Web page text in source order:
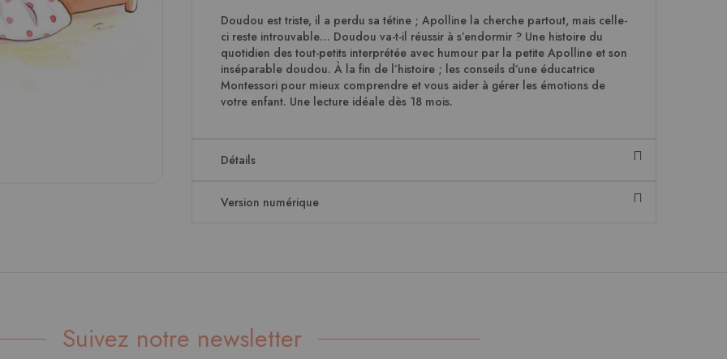
Doudou est triste, il a perdu sa tétine ; Apolline la cherche partout, mais celle-
ci reste introuvable… Doudou va-t-il réussir à s’endormir ? Une histoire du
quotidien des tout-petits interprétée avec humour par la petite Apolline et son
inséparable doudou. À la fin de l’histoire ; les conseils d’une éducatrice
Montessori pour mieux comprendre et vous aider à gérer les émotions de
votre enfant. Une lecture idéale dès 18 mois.
Détails
Version numérique
Suivez notre newsletter